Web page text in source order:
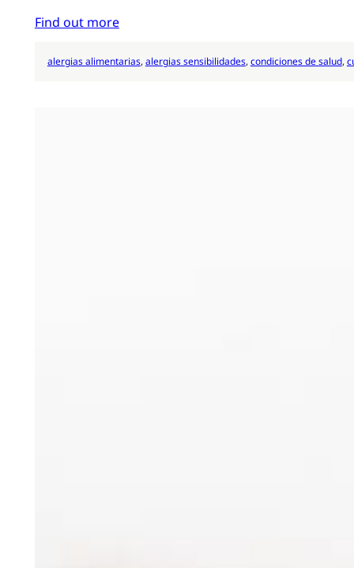
Find out more
alergias alimentarias, alergias sensibilidades, condiciones de salud,